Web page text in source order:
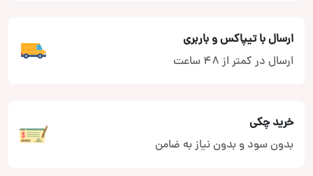
ارسال با تیپاکس و باربری
ارسال در کمتر از 48 ساعت
خرید چکی
بدون سود و بدون نیاز به ضامن